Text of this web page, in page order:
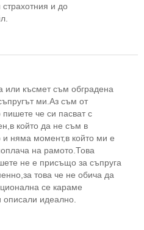
и до
или късмет съм обградена
ми.Аз съм от
пишете че си пасват с
който да не съм в
и няма момент,в който ми е
на рамото.Това
не е присъщо за съпруга
това че не обича да
се караме
описали идеално.